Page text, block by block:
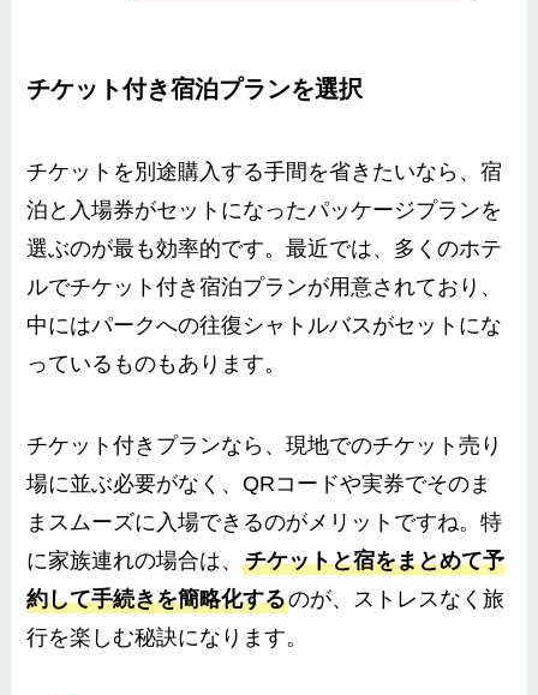
チケット付き宿泊プランを選択
チケットを別途購入する手間を省きたいなら、宿
泊と入場券がセットになったパッケージプランを
選ぶのが最も効率的です。最近では、多くのホテ
ルでチケット付き宿泊プランが用意されており、
中にはパークへの往復シャトルバスがセットにな
っているものもあります。
チケット付きプランなら、現地でのチケット売り
場に並ぶ必要がなく、QRコードや実券でそのま
まスムーズに入場できるのがメリットですね。特
に家族連れの場合は、チケットと宿をまとめて予
約して手続きを簡略化するのが、ストレスなく旅
行を楽しむ秘訣になります。